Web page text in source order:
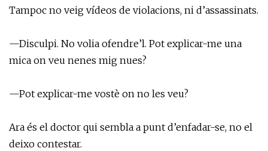
Tampoc no veig vídeos de violacions, ni d’assassinats.
—Disculpi. No volia ofendre’l. Pot explicar-me una
mica on veu nenes mig nues?
—Pot explicar-me vostè on no les veu?
Ara és el doctor qui sembla a punt d’enfadar-se, no el
deixo contestar.